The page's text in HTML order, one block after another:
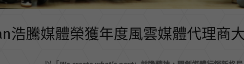
浩騰媒體榮獲年度風雲媒體代理商